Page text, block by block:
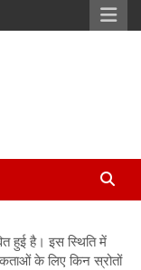
हुई है। इस स्थिति में
के लिए किन स्रोतों